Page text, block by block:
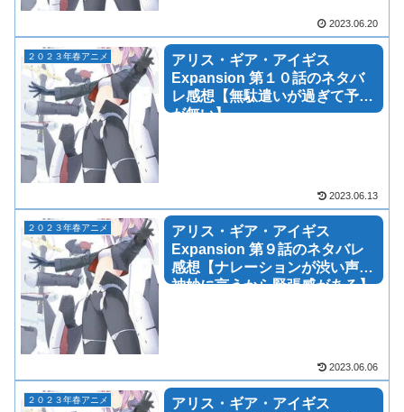
2023.06.20
２０２３年春アニメ
アリス・ギア・アイギス
Expansion 第１０話のネタバ
レ感想【無駄遣いが過ぎて予算
が無い】
2023.06.13
２０２３年春アニメ
アリス・ギア・アイギス
Expansion 第９話のネタバレ
感想【ナレーションが渋い声で
神妙に言うから緊張感がある】
2023.06.06
２０２３年春アニメ
アリス・ギア・アイギス